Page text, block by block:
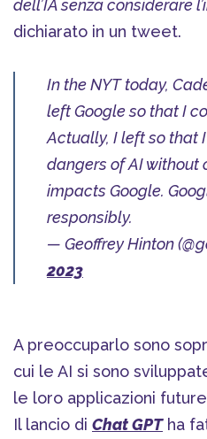
dell’IA senza considerare
dichiarato in un tweet.
In the NYT today,
left Google so that I
Actually, I left so that
dangers of AI without
impacts Google.
responsibly.
— Geoffrey Hinton
2023
A preoccuparlo sono
cui le AI si sono
le loro applicazioni
Il lancio di Chat GPT ha